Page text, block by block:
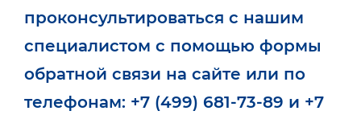
проконсультироваться с нашим
специалистом с помощью формы
обратной связи на сайте или по
телефонам: +7 (499) 681-73-89 и +7